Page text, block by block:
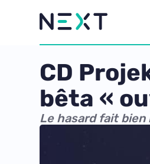
CD
bêta «
Le hasard fait bien